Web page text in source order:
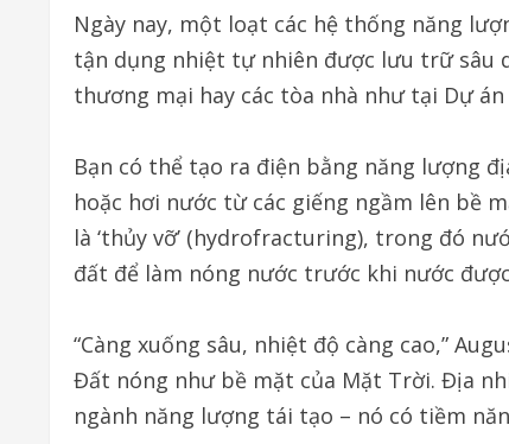
Ngày nay, một loạt các hệ thống năng
tận dụng nhiệt tự nhiên được lưu trữ sâu
thương mại hay các tòa nhà như tại Dự
Bạn có thể tạo ra điện bằng năng lượng
hoặc hơi nước từ các giếng ngầm lên bề
là ‘thủy vỡ’ (hydrofracturing), trong đó
đất để làm nóng nước trước khi nước
“Càng xuống sâu, nhiệt độ càng cao,”
Đất nóng như bề mặt của Mặt Trời. Địa
ngành năng lượng tái tạo – nó có tiềm